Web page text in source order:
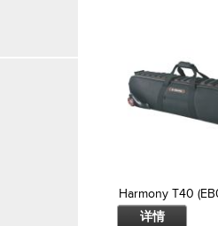
Harmony T40
详情